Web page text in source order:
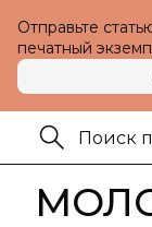
Отправьте
печатный